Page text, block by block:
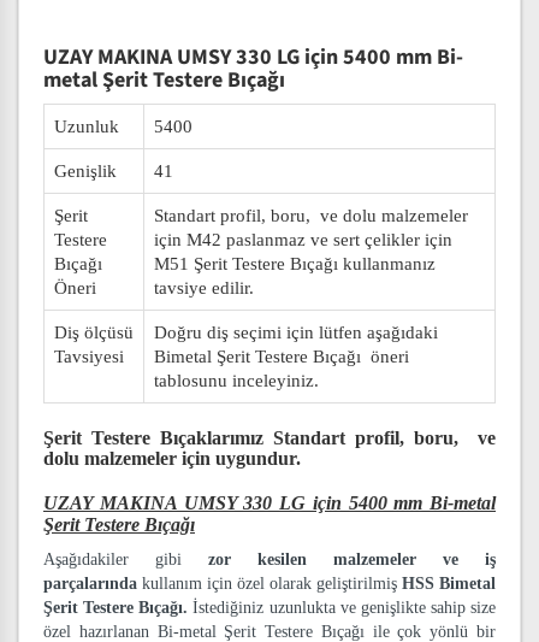
UZAY MAKINA UMSY 330 LG için 5400 mm Bi-
metal Şerit Testere Bıçağı
Uzunluk 5400
Genişlik 41
Şerit
Testere
Bıçağı
Öneri
Standart profil, boru, ve dolu malzemeler
için M42 paslanmaz ve sert çelikler için
M51 Şerit Testere Bıçağı kullanmanız
tavsiye edilir.
Diş ölçüsü
Tavsiyesi
Doğru diş seçimi için lütfen aşağıdaki
Bimetal Şerit Testere Bıçağı öneri
tablosunu inceleyiniz.
Şerit Testere Bıçaklarımız Standart profil, boru, ve
dolu malzemeler için uygundur.
UZAY MAKINA UMSY 330 LG için 5400 mm Bi-metal
Şerit Testere Bıçağı
Aşağıdakiler gibi zor kesilen malzemeler ve iş
parçalarında kullanım için özel olarak geliştirilmiş HSS Bimetal
Şerit Testere Bıçağı.İstediğiniz uzunlukta ve genişlikte sahip size
özel hazırlanan Bi-metal Şerit Testere Bıçağı ile çok yönlü bir